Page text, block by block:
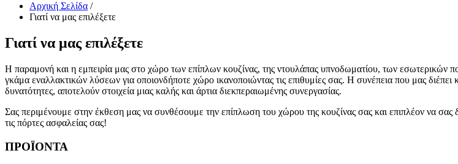
Αρχική Σελίδα /
Γιατί να μας επιλέξετε
Γιατί να μας επιλέξετε
Η παραμονή και η εμπειρία μας στο χώρο των επίπλων κουζίνας, της ντουλάπας υπνοδωματίου, των εσωτερικών
γκάμα εναλλακτικών λύσεων για οποιονδήποτε χώρο ικανοποιώντας τις επιθυμίες σας. Η συνέπεια που μας
δυνατότητες, αποτελούν στοιχεία μιας καλής και άρτια διεκπεραιωμένης συνεργασίας.
Σας περιμένουμε στην έκθεση μας να συνθέσουμε την επίπλωση του χώρου της κουζίνας σας και επιπλέον να σας
τις πόρτες ασφαλείας σας!
ΠΡΟΪΟΝΤΑ